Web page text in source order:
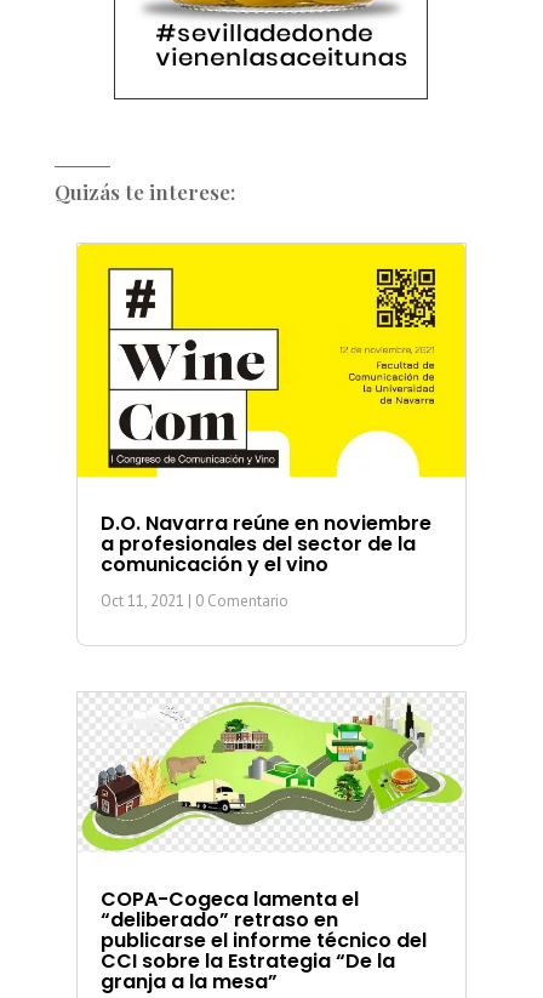
Quizás te interese:
D.O. Navarra reúne en noviembre
a profesionales del sector de la
comunicación y el vino
Oct 11, 2021 | 0 Comentario
COPA-Cogeca lamenta el
“deliberado” retraso en
publicarse el informe técnico del
CCI sobre la Estrategia “De la
granja a la mesa”